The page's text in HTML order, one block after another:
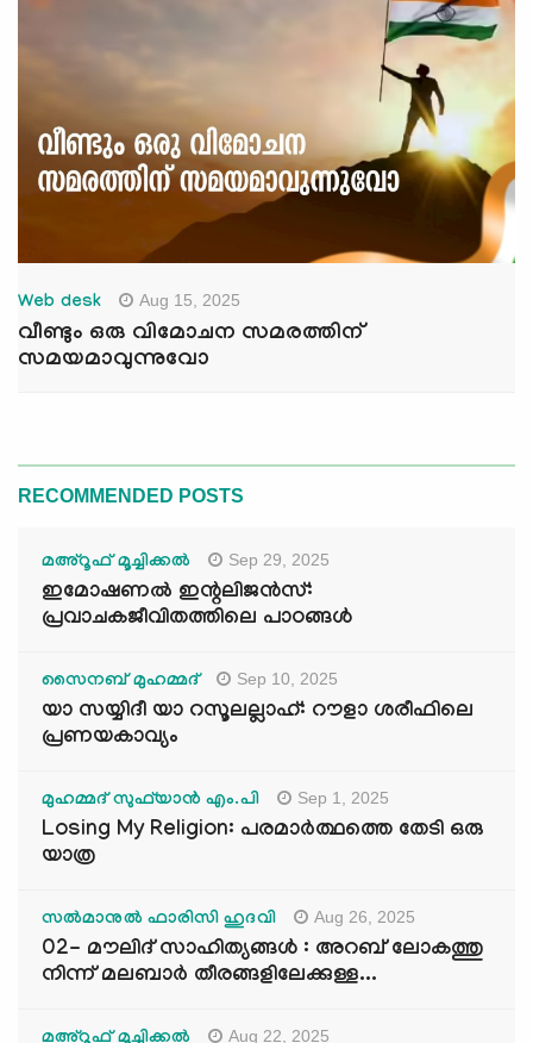
Web desk Aug 15, 2025
വീണ്ടും ഒരു വിമോചന സമരത്തിന്
സമയമാവുന്നുവോ
RECOMMENDED POSTS
മഅ്റൂഫ് മൂച്ചിക്കല്‍ Sep 29, 2025
ഇമോഷണൽ ഇന്റലിജൻസ്:
പ്രവാചകജീവിതത്തിലെ പാഠങ്ങൾ
സൈനബ് മുഹമ്മദ് Sep 10, 2025
യാ സയ്യിദീ യാ റസൂലല്ലാഹ്: റൗളാ ശരീഫിലെ
പ്രണയകാവ്യം
മുഹമ്മദ് സുഫ്‌യാൻ എം.പി Sep 1, 2025
Losing My Religion: പരമാർത്ഥത്തെ തേടി ഒരു
യാത്ര
സൽമാനുൽ ഫാരിസി ഹുദവി Aug 26, 2025
02- മൗലിദ് സാഹിത്യങ്ങൾ : അറബ് ലോകത്തു
നിന്ന് മലബാർ തീരങ്ങളിലേക്കുള്ള...
Aug 22, 2025